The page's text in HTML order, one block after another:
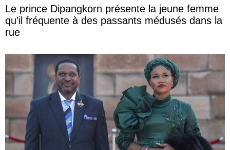
Le prince Dipangkorn présente la jeune femme
qu’il fréquente à des passants médusés dans la
rue